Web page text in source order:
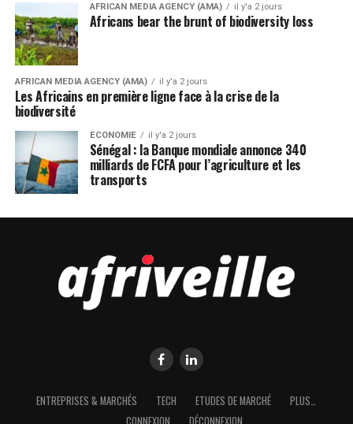
AFRICAN MEDIA AGENCY (AMA) il y'a 2 jours
Africans bear the brunt of biodiversity loss
AFRICAN MEDIA AGENCY (AMA) il y'a 2 jours
Les Africains en première ligne face à la crise de la
biodiversité
ECONOMIE il y'a 2 jours
Sénégal : la Banque mondiale annonce 340
milliards de FCFA pour l’agriculture et les
transports
ENTREPRISES & MARCHÉS TECH ETUDES DE MARCHÉ
PLUS…